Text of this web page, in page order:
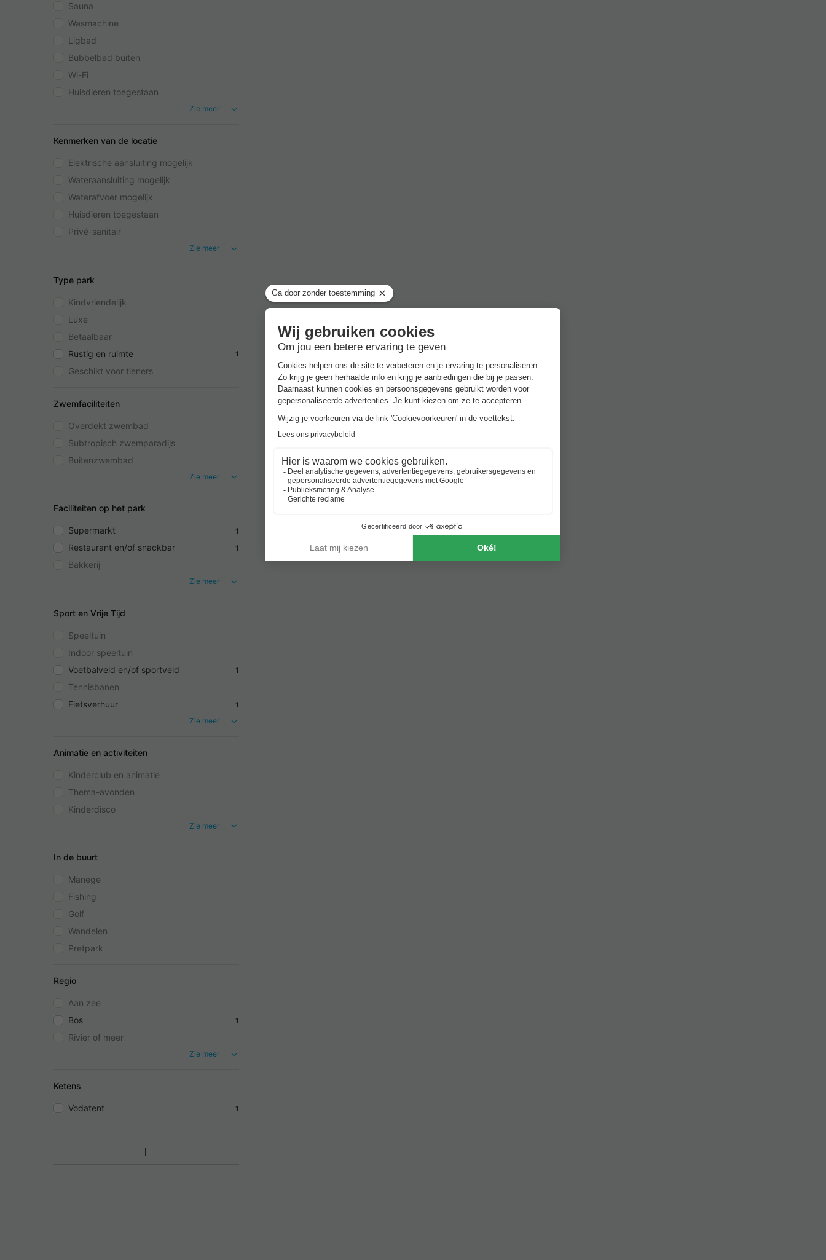
Sauna
Wasmachine
Ligbad
Bubbelbad buiten
Wi-Fi
Huisdieren toegestaan
Zie meer
Kenmerken van de locatie
Elektrische aansluiting mogelijk
Wateraansluiting mogelijk
Waterafvoer mogelijk
Huisdieren toegestaan
Privé-sanitair
Zie meer
Type park
Kindvriendelijk
Luxe
Betaalbaar
Rustig en ruimte
1
Geschikt voor tieners
Zwemfaciliteiten
Overdekt zwembad
Subtropisch zwemparadijs
Buitenzwembad
Zie meer
Faciliteiten op het park
Supermarkt 1
Restaurant en/of snackbar 1
Bakkerij
Zie meer
Sport en Vrije Tijd
Speeltuin
Indoor speeltuin
Voetbalveld en/of sportveld
1
Tennisbanen
Fietsverhuur
1
Zie meer
Animatie en activiteiten
Kinderclub en animatie
Thema-avonden
Kinderdisco
Zie meer
In de buurt
Manege
Fishing
Golf
Wandelen
Pretpark
Regio
Aan zee
Bos
1
Rivier of meer
Zie meer
Ketens
Vodatent 1